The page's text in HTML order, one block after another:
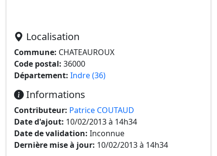
Localisation
Commune: CHATEAUROUX
Code postal: 36000
Département: Indre (36)
Informations
Contributeur: Patrice COUTAUD
Date d'ajout: 10/02/2013 à 14h34
Date de validation: Inconnue
Dernière mise à jour: 10/02/2013 à 14h34